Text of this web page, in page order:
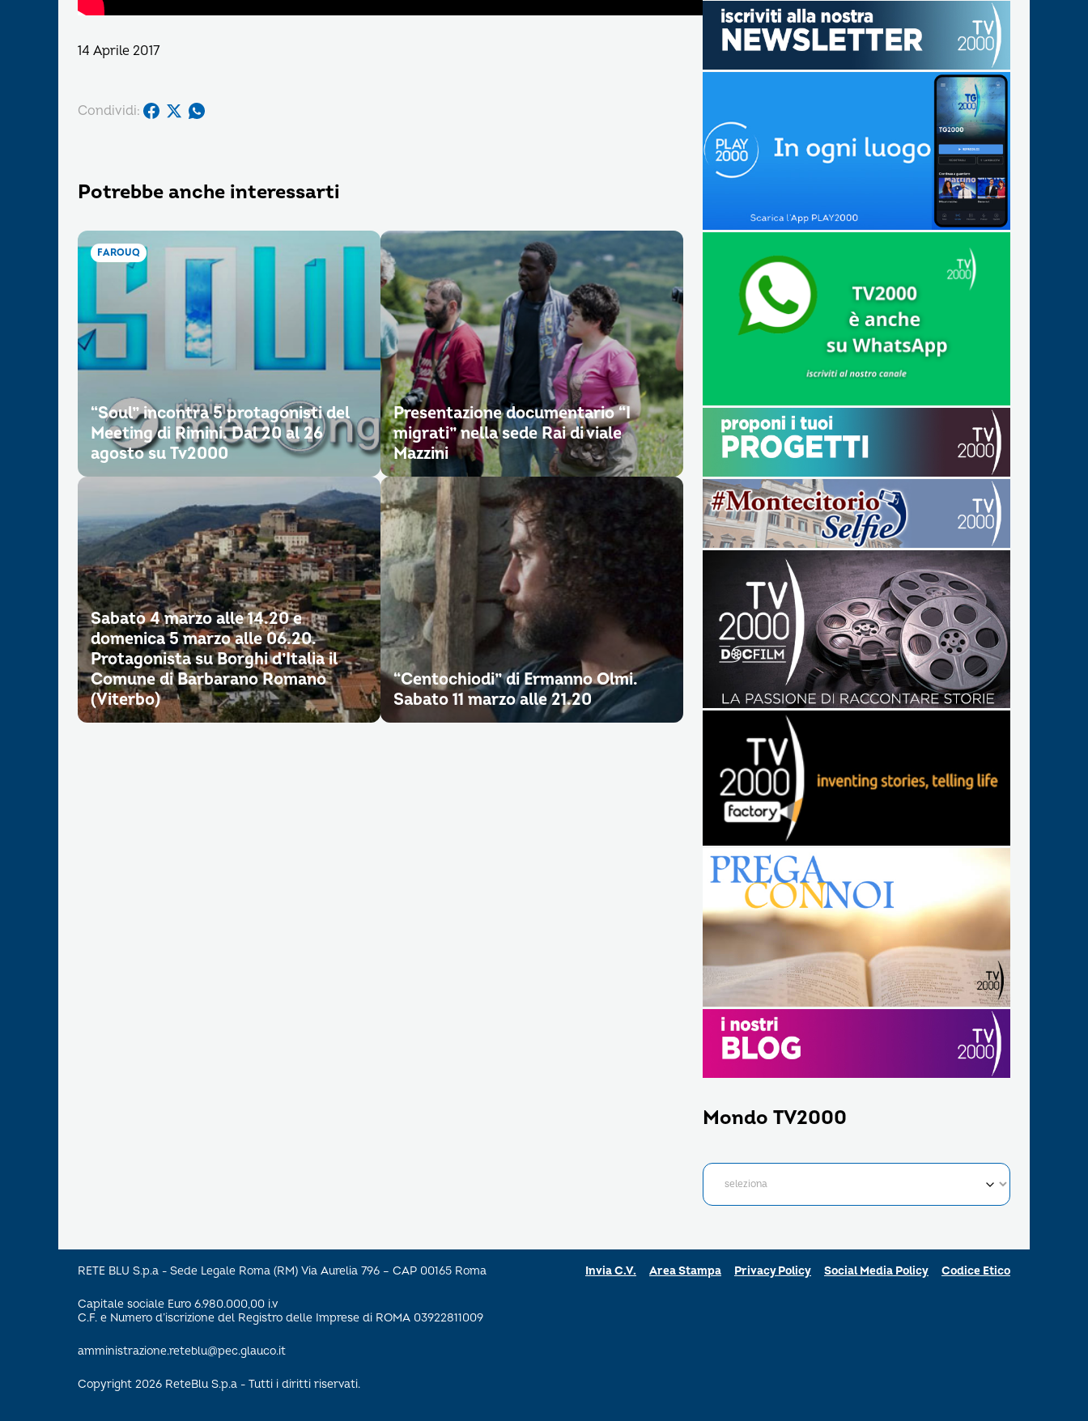
14 Aprile 2017
Condividi:
Potrebbe anche interessarti
FAROUQ
“Soul” incontra 5 protagonisti del
Meeting di Rimini. Dal 20 al 26
agosto su Tv2000
Presentazione documentario “I
migrati” nella sede Rai di viale
Mazzini
Sabato 4 marzo alle 14.20 e
domenica 5 marzo alle 06.20.
Protagonista su Borghi d’Italia il
Comune di Barbarano Romano
(Viterbo)
“Centochiodi” di Ermanno Olmi.
Sabato 11 marzo alle 21.20
Mondo TV2000
RETE BLU S.p.a - Sede Legale Roma (RM) Via Aurelia 796 – CAP 00165 Roma
Capitale sociale Euro 6.980.000,00 i.v
C.F. e Numero d’iscrizione del Registro delle Imprese di ROMA 03922811009
amministrazione.reteblu@pec.glauco.it
Copyright 2026 ReteBlu S.p.a - Tutti i diritti riservati.
Invia C.V. Area Stampa Privacy Policy Social Media Policy Codice Etico